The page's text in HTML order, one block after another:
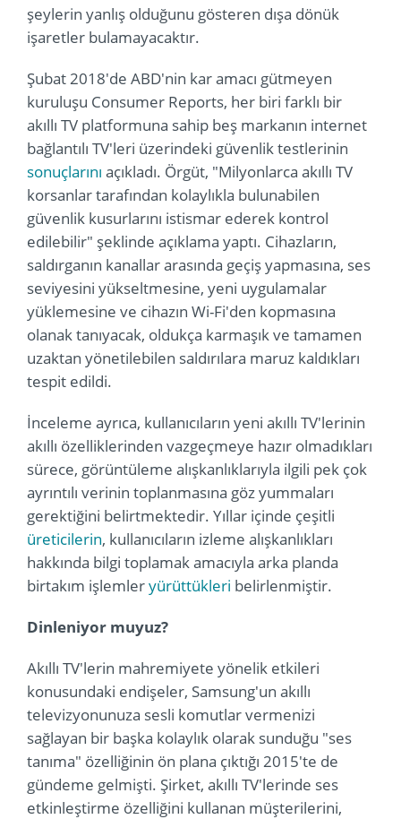
şeylerin yanlış olduğunu gösteren dışa dönük
işaretler bulamayacaktır.
Şubat 2018'de ABD'nin kar amacı gütmeyen
kuruluşu Consumer Reports, her biri farklı bir
akıllı TV platformuna sahip beş markanın internet
bağlantılı TV'leri üzerindeki güvenlik testlerinin
sonuçlarını açıkladı. Örgüt, "Milyonlarca akıllı TV
korsanlar tarafından kolaylıkla bulunabilen
güvenlik kusurlarını istismar ederek kontrol
edilebilir" şeklinde açıklama yaptı. Cihazların,
saldırganın kanallar arasında geçiş yapmasına, ses
seviyesini yükseltmesine, yeni uygulamalar
yüklemesine ve cihazın Wi-Fi'den kopmasına
olanak tanıyacak, oldukça karmaşık ve tamamen
uzaktan yönetilebilen saldırılara maruz kaldıkları
tespit edildi.
İnceleme ayrıca, kullanıcıların yeni akıllı TV'lerinin
akıllı özelliklerinden vazgeçmeye hazır olmadıkları
sürece, görüntüleme alışkanlıklarıyla ilgili pek çok
ayrıntılı verinin toplanmasına göz yummaları
gerektiğini belirtmektedir. Yıllar içinde çeşitli
üreticilerin, kullanıcıların izleme alışkanlıkları
hakkında bilgi toplamak amacıyla arka planda
birtakım işlemleryürüttükleri belirlenmiştir.
Dinleniyor muyuz?
Akıllı TV'lerin mahremiyete yönelik etkileri
konusundaki endişeler, Samsung'un akıllı
televizyonunuza sesli komutlar vermenizi
sağlayan bir başka kolaylık olarak sunduğu "ses
tanıma" özelliğinin ön plana çıktığı 2015'te de
gündeme gelmişti. Şirket, akıllı TV'lerinde ses
etkinleştirme özelliğini kullanan müşterilerini,